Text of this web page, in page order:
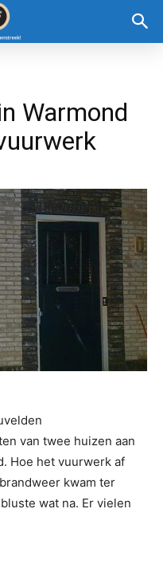
Warmond
van twee huizen aan
Hoe het vuurwerk af
kwam ter
wat na. Er vielen